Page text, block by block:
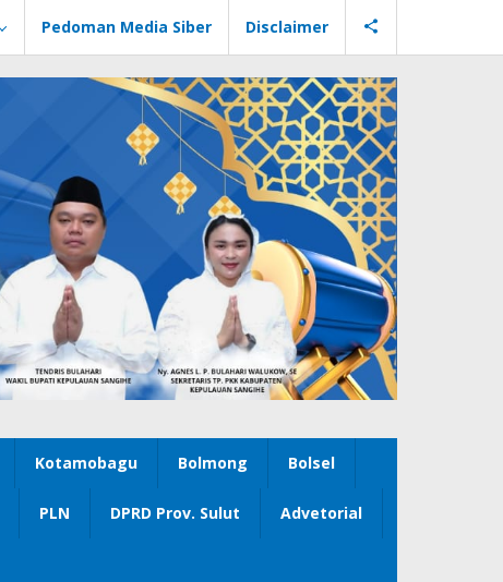
Pedoman Media Siber Disclaimer
Kotamobagu Bolmong Bolsel
PLN DPRD Prov. Sulut Advetorial